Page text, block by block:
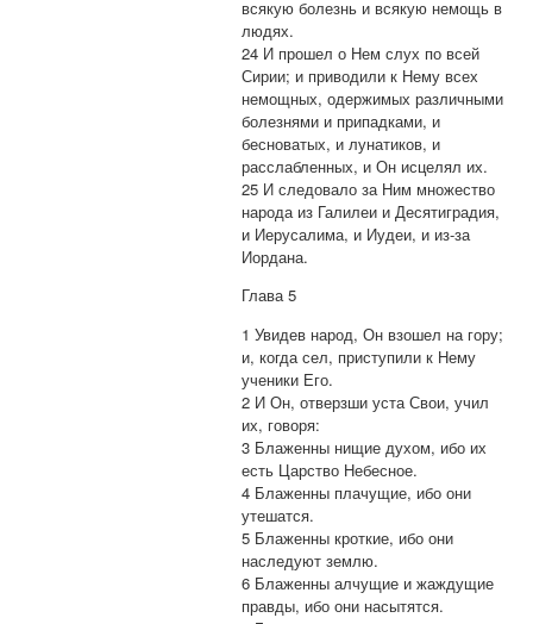
всякую болезнь и всякую немощь в
людях.
24 И прошел о Нем слух по всей
Сирии; и приводили к Нему всех
немощных, одержимых различными
болезнями и припадками, и
бесноватых, и лунатиков, и
расслабленных, и Он исцелял их.
25 И следовало за Ним множество
народа из Галилеи и Десятиградия,
и Иерусалима, и Иудеи, и из-за
Иордана.
Глава 5
1 Увидев народ, Он взошел на гору;
и, когда сел, приступили к Нему
ученики Его.
2 И Он, отверзши уста Свои, учил
их, говоря:
3 Блаженны нищие духом, ибо их
есть Царство Небесное.
4 Блаженны плачущие, ибо они
утешатся.
5 Блаженны кроткие, ибо они
наследуют землю.
6 Блаженны алчущие и жаждущие
правды, ибо они насытятся.